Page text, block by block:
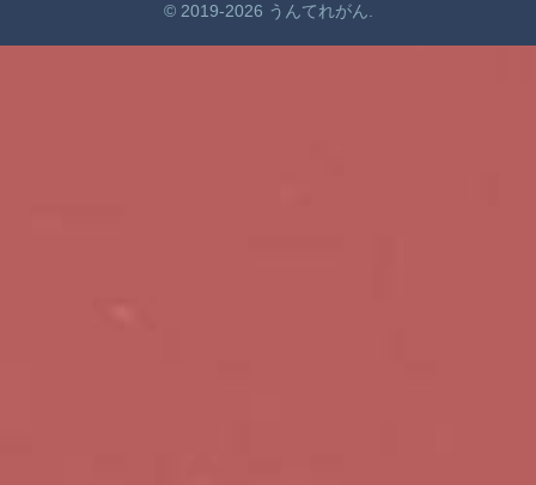
© 2019-2026 うんてれがん.